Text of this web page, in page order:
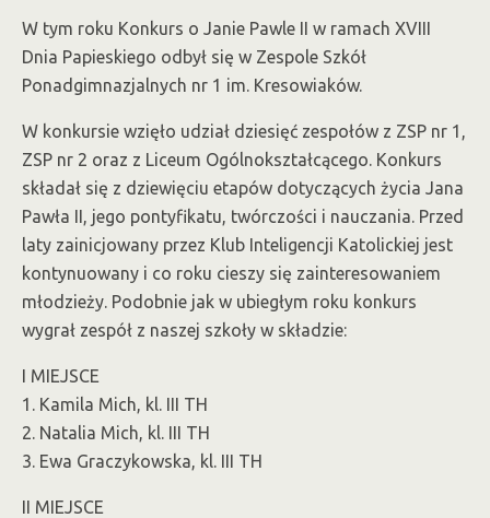
W tym roku Konkurs o Janie Pawle II w ramach XVIII
Dnia Papieskiego odbył się w Zespole Szkół
Ponadgimnazjalnych nr 1 im. Kresowiaków.
W konkursie wzięło udział dziesięć zespołów z ZSP nr 1,
ZSP nr 2 oraz z Liceum Ogólnokształcącego. Konkurs
składał się z dziewięciu etapów dotyczących życia Jana
Pawła II, jego pontyfikatu, twórczości i nauczania. Przed
laty zainicjowany przez Klub Inteligencji Katolickiej jest
kontynuowany i co roku cieszy się zainteresowaniem
młodzieży. Podobnie jak w ubiegłym roku konkurs
wygrał zespół z naszej szkoły w składzie:
I MIEJSCE
1. Kamila Mich, kl. III TH
2. Natalia Mich, kl. III TH
3. Ewa Graczykowska, kl. III TH
II MIEJSCE